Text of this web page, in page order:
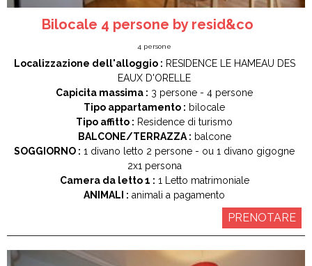
Bilocale 4 persone by resid&co
4 persone
Localizzazione dell'alloggio : RESIDENCE LE HAMEAU DES
EAUX D'ORELLE
Capicita massima : 3 persone
4 persone
Tipo appartamento : bilocale
Tipo affitto : Residence di turismo
BALCONE/TERRAZZA : balcone
SOGGIORNO : 1 divano letto 2 persone ou 1 divano gigogne
2x1 persona
Camera da letto 1 : 1
Letto matrimoniale
ANIMALI : animali a pagamento
PRENOTARE